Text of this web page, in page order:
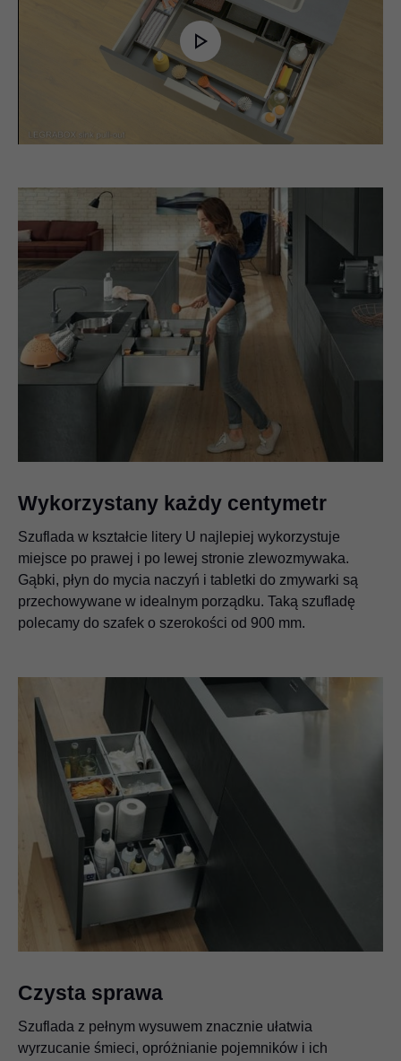
Play
Video
Wykorzystany każdy centymetr
Szuflada w kształcie litery U najlepiej wykorzystuje
miejsce po prawej i po lewej stronie zlewozmywaka.
Gąbki, płyn do mycia naczyń i tabletki do zmywarki są
przechowywane w idealnym porządku. Taką szufladę
polecamy do szafek o szerokości od 900 mm.
Czysta sprawa
Szuflada z pełnym wysuwem znacznie ułatwia
wyrzucanie śmieci, opróżnianie pojemników i ich